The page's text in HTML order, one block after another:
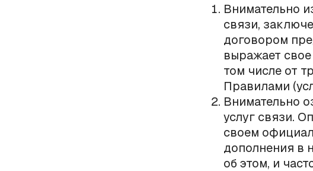
Внимательно
связи,
договором
выражает
том числе от
Правилами
Внимательно
услуг связи.
своем
дополнения в
об этом, и